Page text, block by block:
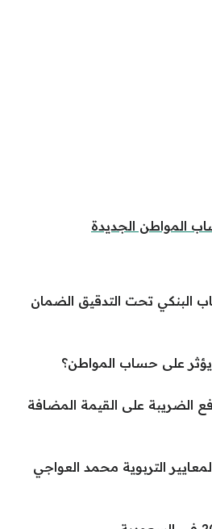
المواطن الجديدة
البنكي تحت التدقيق الضمان
على حساب المواطن؟
الضريبة على القيمة المضافة
التربوية محمد العواجي